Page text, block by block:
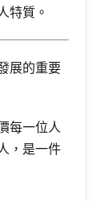
特質。
展的重要
每一位人
，是一件